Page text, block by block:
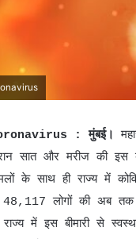
: मुंबई।
सात और मरीज की इस
के साथ ही राज्य में
लोगों की अब तक
राज्य में इस बीमारी से